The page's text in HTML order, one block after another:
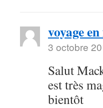
voyage
3 octobre
Salut
est très
bientôt